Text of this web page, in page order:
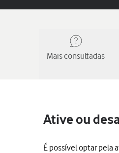
Mais consultadas
Ative ou
É possível optar pela